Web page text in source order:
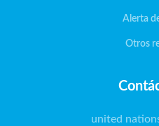
Alerta
Otros
united